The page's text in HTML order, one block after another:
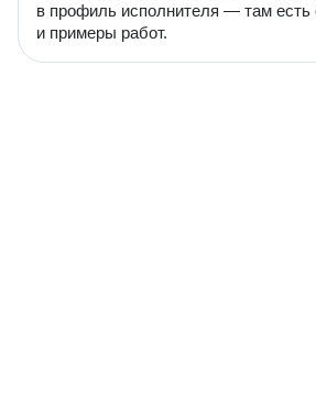
в профиль исполнителя — там есть
и примеры работ.